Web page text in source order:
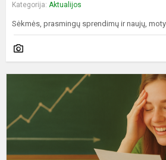
Kategorija: Aktualijos
Sėkmės, prasmingų sprendimų ir naujų,